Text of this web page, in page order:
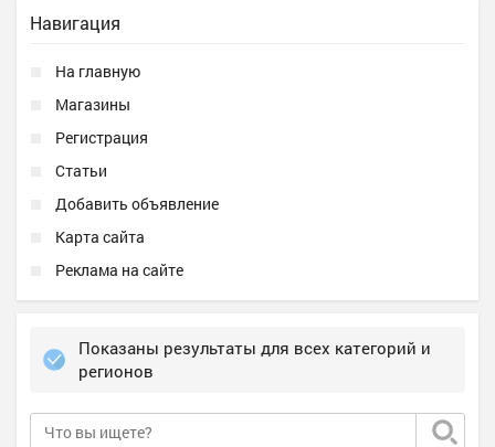
Навигация
На главную
Магазины
Регистрация
Статьи
Добавить объявление
Карта сайта
Реклама на сайте
Показаны результаты для всех категорий и
регионов